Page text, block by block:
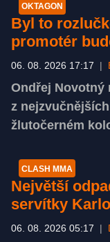
OKTAGON
Byl to
promotér
06. 08. 2026 17:17
Ondřej Novotný
z
žlutočerném
CLASH MMA
Největší
servítky
06. 08. 2026 05:17